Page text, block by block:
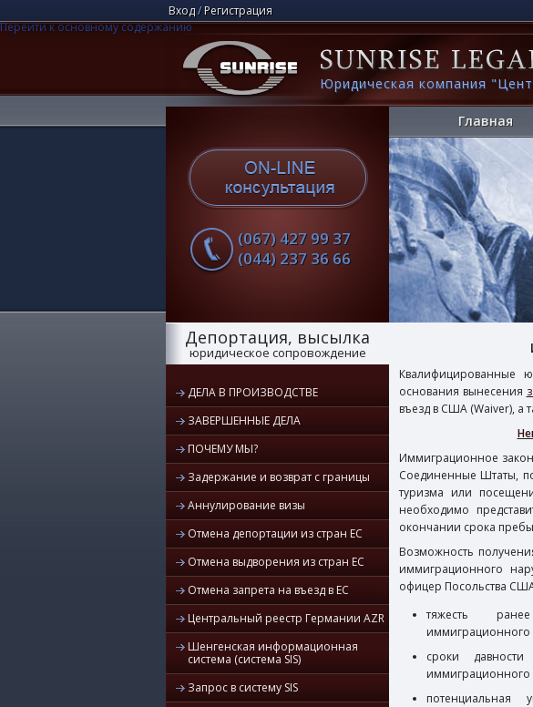
Перейти к основному содержанию
Вход/ Регистрация
Юридическая компания
(067) 427 99 37
(044) 237 36 66
Депортация, высылка
юридическое сопровождение
ДЕЛА В ПРОИЗВОДСТВЕ
ЗАВЕРШЕННЫЕ ДЕЛА
ПОЧЕМУ МЫ?
Задержание и возврат с границы
Аннулирование визы
Отмена депортации из стран ЕС
Отмена выдворения из стран ЕС
Отмена запрета на въезд в ЕС
Центральный реестр Германии AZR
Шенгенская информационная
система (система SIS)
Запрос в систему SIS
Главная
Квалифицированные
основания вынесения
въезд в США (Waiver), а
Иммиграционное
Соединенные Штаты,
туризма или
необходимо
окончании срока
Возможность
иммиграционного
офицер Посольства
тяжесть
сроки